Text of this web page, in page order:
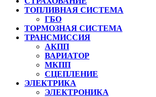
ТОПЛИВНАЯ СИСТЕМА
ГБО
ТОРМОЗНАЯ СИСТЕМА
ТРАНСМИССИЯ
АКПП
ВАРИАТОР
МКПП
СЦЕПЛЕНИЕ
ЭЛЕКТРИКА
ЭЛЕКТРОНИКА